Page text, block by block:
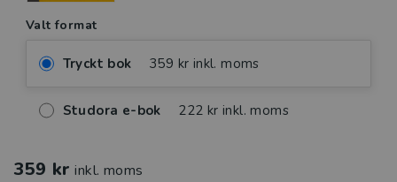
Valt format
Tryckt bok 359 kr inkl. moms
Studora e-bok 222 kr inkl. moms
359 kr inkl. moms